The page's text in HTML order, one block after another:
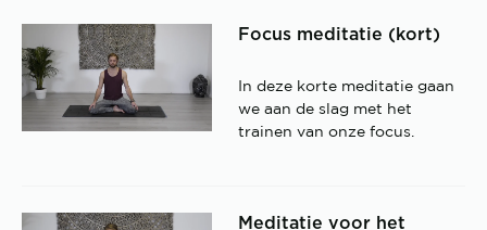
Focus meditatie (kort)
In deze korte meditatie gaan
we aan de slag met het
trainen van onze focus.
Meditatie voor het